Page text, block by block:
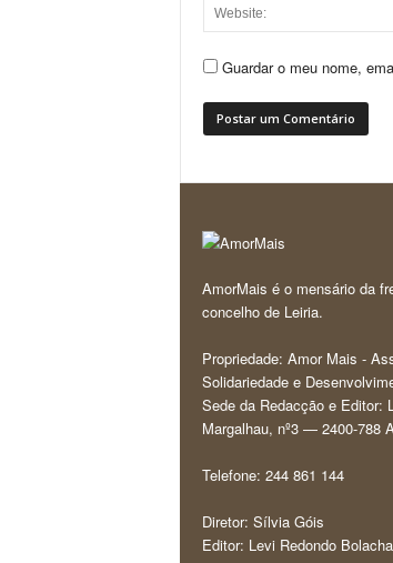
Guardar o meu nome,
AmorMais é o mensário da
concelho de Leiria.
Propriedade: Amor Mais -
Solidariedade e
Sede da Redacção e Editor:
Margalhau, nº3 — 2400-788
Telefone: 244 861 144
Diretor: Sílvia Góis
Editor: Levi Redondo Bolacha